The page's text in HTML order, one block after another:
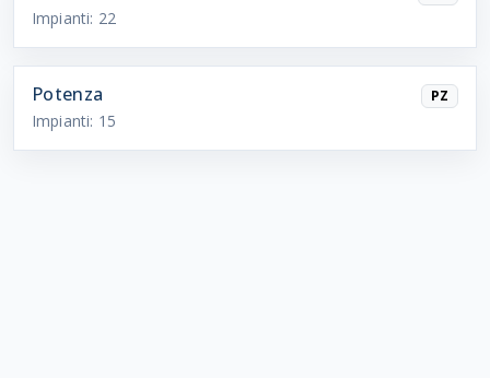
Impianti: 22
Potenza PZ
Impianti: 15